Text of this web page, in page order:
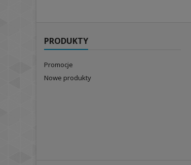
PRODUKTY
Promocje
Nowe produkty